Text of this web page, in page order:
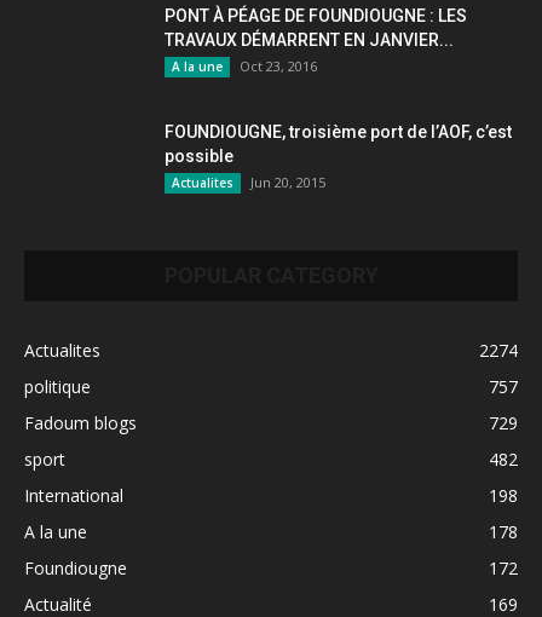
PONT À PÉAGE DE FOUNDIOUGNE : LES
TRAVAUX DÉMARRENT EN JANVIER...
A la une Oct 23, 2016
FOUNDIOUGNE, troisième port de l’AOF, c’est
possible
Actualites Jun 20, 2015
Actualites
2274
politique
757
Fadoum blogs
729
sport
482
International
198
A la une
178
Foundiougne
172
Actualité
169